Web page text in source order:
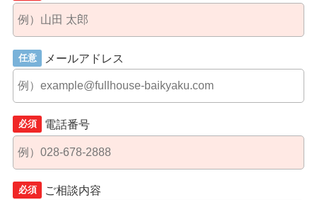
任意 メールアドレス
必須 電話番号
必須 ご相談内容